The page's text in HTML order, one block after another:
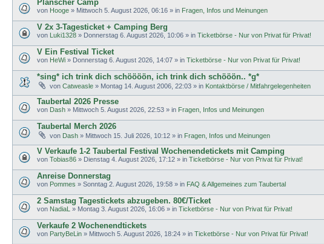
Planscher Camp
von Hooge » Mittwoch 5. August 2026, 06:16 » in Fragen, Infos und Meinungen
V 2x 3-Tagesticket + Camping Berg
von Luki1328 » Donnerstag 6. August 2026, 10:06 » in Ticketbörse - Nur von Privat für Privat!
V Ein Festival Ticket
von HeWi » Donnerstag 6. August 2026, 14:07 » in Ticketbörse - Nur von Privat für Privat!
*sing* ich trink dich schöööön, ich trink dich schööön.. *g*
von Catweasle » Montag 14. August 2006, 22:03 » in Kontaktbörse / Mitfahrgelegenheiten
Taubertal 2026 Presse
von Dash » Mittwoch 5. August 2026, 22:53 » in Fragen, Infos und Meinungen
Taubertal Merch 2026
von Dash » Mittwoch 15. Juli 2026, 10:12 » in Fragen, Infos und Meinungen
V Verkaufe 1-2 Taubertal Festival Wochenendetickets mit Camping
von Tobias86 » Dienstag 4. August 2026, 17:12 » in Ticketbörse - Nur von Privat für Privat!
Anreise Donnerstag
von Pommes » Sonntag 2. August 2026, 19:58 » in FAQ & Allgemeines zum Taubertal
2 Samstag Tagestickets abzugeben. 80€/Ticket
von NadiaL » Montag 3. August 2026, 16:06 » in Ticketbörse - Nur von Privat für Privat!
Verkaufe 2 Wochenendtickets
von PartyBeLin » Mittwoch 5. August 2026, 18:24 » in Ticketbörse - Nur von Privat für Privat!